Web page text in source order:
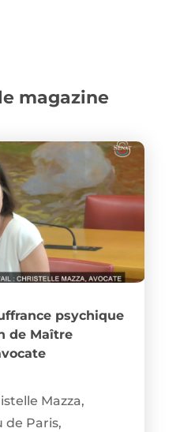
magazine
psychique
de Maître
Mazza,
de Paris,